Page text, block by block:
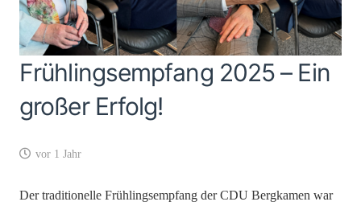
Frühlingsempfang 2025 – Ein
großer Erfolg!
vor 1 Jahr
Der traditionelle Frühlingsempfang der CDU Bergkamen war